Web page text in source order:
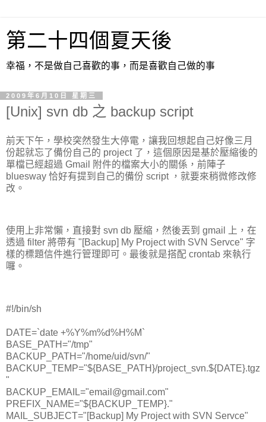
第二十四個夏天後
幸福，不是做自己喜歡的事，而是喜歡自己做的事
2009年6月10日 星期三
[Unix] svn db 之 backup script
前天下午，學校突然發生大停電，讓我回想起自己好像三月
份起就忘了備份自己的 project 了，這個原因是基於壓縮後的
單檔已經超過 Gmail 附件的檔案大小的關係，前陣子
bluesway 恰好有提到自己的備份 script ，就要來稍微修改修
改。
使用上非常懶，直接對 svn db 壓縮，然後丟到 gmail 上，在
透過 filter 將帶有 "[Backup] My Project with SVN Servce" 字
樣的標題信件進行管理即可。最後就是搭配 crontab 來執行
囉。
#!/bin/sh
DATE=`date +%Y%m%d%H%M`
BASE_PATH="/tmp"
BACKUP_PATH="/home/uid/svn/"
BACKUP_TEMP="${BASE_PATH}/project_svn.${DATE}.tgz
"
BACKUP_EMAIL="email@gmail.com"
PREFIX_NAME="${BACKUP_TEMP}."
MAIL_SUBJECT="[Backup] My Project with SVN Servce"